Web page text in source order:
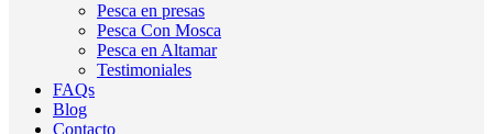
Pesca en presas
Pesca Con Mosca
Pesca en Altamar
Testimoniales
FAQs
Blog
Contacto